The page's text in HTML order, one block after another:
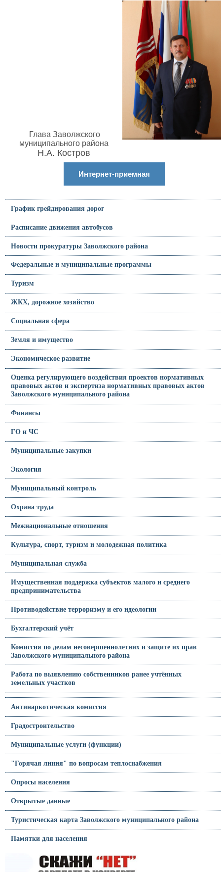
Глава Заволжского
муниципального района
Н.А. Костров
Интернет-приемная
График грейдирования дорог
Расписание движения автобусов
Новости прокуратуры Заволжского района
Федеральные и муниципальные программы
Туризм
ЖКХ, дорожное хозяйство
Социальная сфера
Земля и имущество
Экономическое развитие
Оценка регулирующего воздействия проектов нормативных
правовых актов и экспертиза нормативных правовых актов
Заволжского муниципального района
Финансы
ГО и ЧС
Муниципальные закупки
Экология
Муниципальный контроль
Охрана труда
Межнациональные отношения
Культура, спорт, туризм и молодежная политика
Муниципальная служба
Имущественная поддержка субъектов малого и среднего
предпринимательства
Противодействие терроризму и его идеологии
Бухгалтерский учёт
Комиссия по делам несовершеннолетних и защите их прав
Заволжского муниципального района
Работа по выявлению собственников ранее учтённых
земельных участков
Антинаркотическая комиссия
Градостроительство
Муниципальные услуги (функции)
"Горячая линия" по вопросам теплоснабжения
Опросы населения
Открытые данные
Туристическая карта Заволжского муниципального района
Памятки для населения